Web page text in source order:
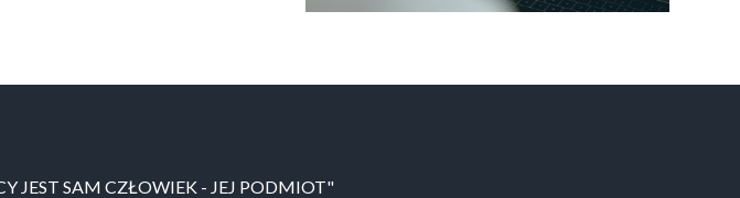
JEST SAM CZŁOWIEK - JEJ PODMIOT"